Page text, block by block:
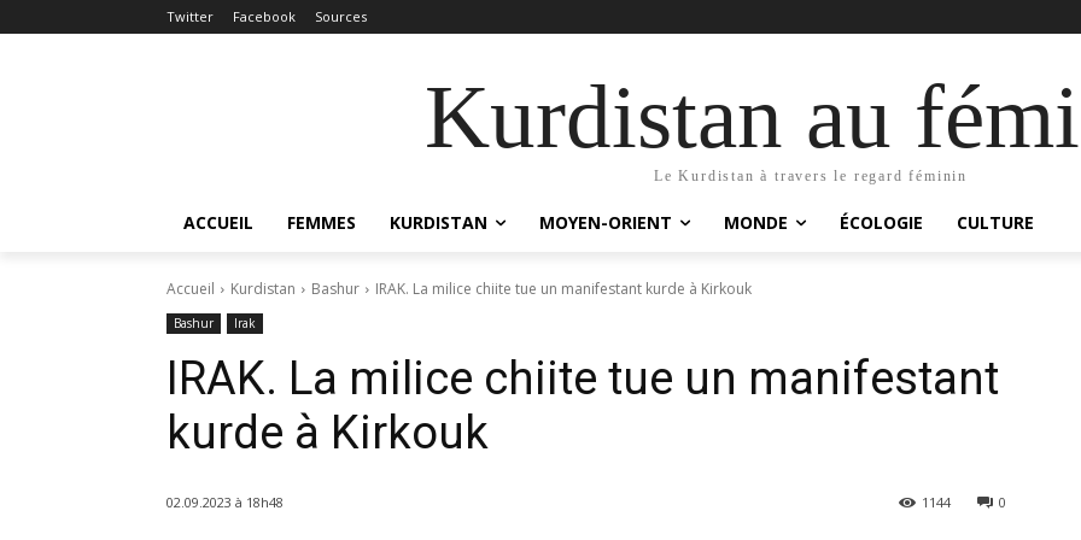
Twitter Facebook Sources
Kurdistan au
Le Kurdistan à travers le regard féminin
ACCUEIL FEMMES KURDISTAN MOYEN-ORIENT MONDE ÉCOLOGIE CULTURE
Accueil Kurdistan Bashur IRAK. La milice chiite tue un manifestant kurde à Kirkouk
Bashur Irak
IRAK. La milice chiite tue un manifestant
kurde à Kirkouk
02.09.2023 à 18h48 0
1144